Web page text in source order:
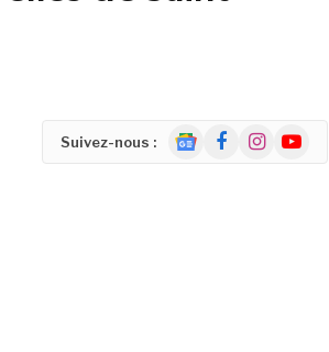
Suivez-nous :
GoogleFacebookInstagramYouTube